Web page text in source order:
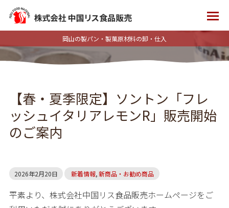
岡山の製パン・製菓原材料の卸・仕入
【春・夏季限定】ソントン「フレ
ッシュイタリアレモンR」販売開始
のご案内
2026年2月20日 新着情報, 新商品・お勧め商品
平素より、株式会社中国リス食品販売ホームページをご